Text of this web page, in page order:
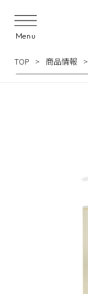
Menu
TOP 商品情報